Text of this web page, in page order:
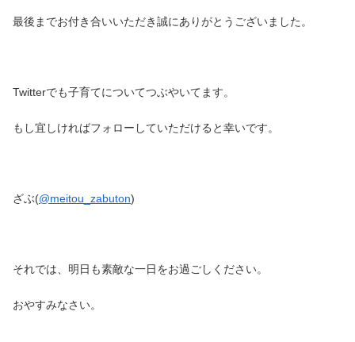
最後までお付き合いいただき誠にありがとうございました。
Twitterでも子育てについてつぶやいてます。
もし宜しければフォローしていただけると幸いです。
ざぶ(@meitou_zabuton)
それでは、明日も素敵な一日をお過ごしください。
おやすみなさい。